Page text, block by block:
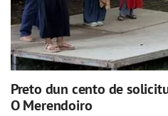
Preto dun cento de
O Merendoiro